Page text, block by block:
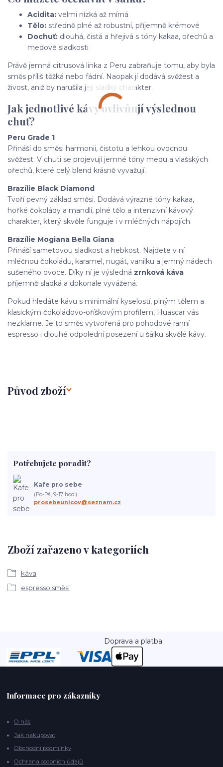
Acidita: velmi nízká až mírná
Tělo: středně plné až robustní, příjemně krémové
Dochuť: dlouhá, čistá a hřejivá s tóny kakaa, ořechů a
medové sladkosti
Právě jemná citrusová linka z Peru zabraňuje tomu, aby byla
směs příliš těžká nebo fádní. Naopak jí dodává svěžest a
živost, aniž by narušila její sladký charakter.
Jak jednotlivé kávy ovlivňují výslednou
chuť?
Peru Grade 1
Přináší do směsi harmonii, čistotu a lehkou ovocnou
svěžest. V chuti se projevují jemné tóny medu a vlašských
ořechů, které celý blend krásně vyvažují.
Brazílie Black Diamond
Tvoří pevný základ směsi. Dodává výrazné tóny kakaa,
hořké čokolády a mandlí, plné tělo a intenzivní kávový
charakter, který skvěle funguje i v mléčných nápojích.
Brazílie Mogiana Bella Giana
Přináší sametovou sladkost a hebkost. Najdete v ní
mléčnou čokoládu, karamel, nugát, vanilku a jemný nádech
sušeného ovoce. Díky ní je výsledná zrnková káva
příjemně sladká a dokonale vyvážená.
Pokud hledáte kávu s minimální kyselostí, plným tělem a
klasickým čokoládovo-oříškovým profilem, Huascar vás
nezklame. Je to směs vytvořená pro pohodové ranní
espresso i dlouhé odpolední posezení u šálku skvělé kávy.
Původ zboží
Zboží zařazeno v kategoriích
káva
espresso směsi
Potřebujete poradit?
Kafe pro sebe
(Po-Pá, 9-17 hod.)
prosebeunicov@seznam.cz
Doprava a platba:
Informace pro zákazníky
O nás
Jak nakupovat
Obchodní podmínky
Ochrana osobních údajů